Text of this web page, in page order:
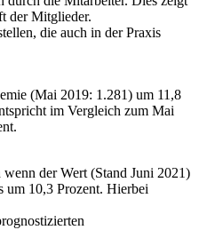
der Mitglieder.
die auch in der Praxis
(Mai 2019: 1.281) um 11,8
im Vergleich zum Mai
der Wert (Stand Juni 2021)
um 10,3 Prozent. Hierbei